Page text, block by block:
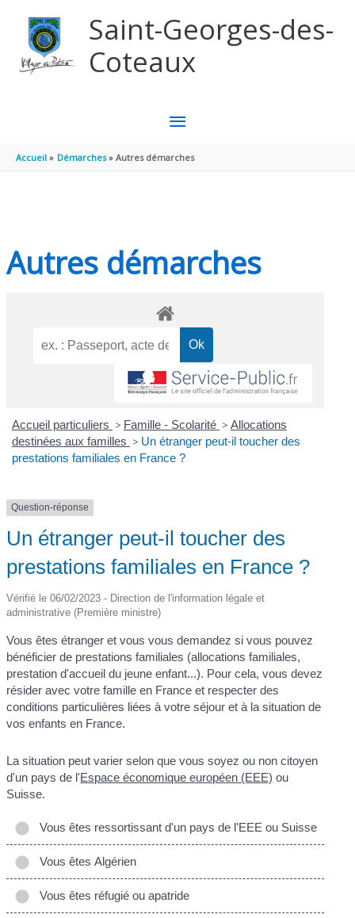
Saint-Georges-des-
Coteaux
MENU
PRINCIPAL
Accueil Démarches Autres démarches
Autres démarches
Accueil particuliers > Famille - Scolarité > Allocations
destinées aux familles > Un étranger peut-il toucher des
prestations familiales en France ?
Question-réponse
Un étranger peut-il toucher des
prestations familiales en France ?
Vérifié le 06/02/2023 - Direction de l'information légale et
administrative (Première ministre)
Vous êtes étranger et vous vous demandez si vous pouvez
bénéficier de prestations familiales (allocations familiales,
prestation d'accueil du jeune enfant...). Pour cela, vous devez
résider avec votre famille en France et respecter des
conditions particulières liées à votre séjour et à la situation de
vos enfants en France.
La situation peut varier selon que vous soyez ou non citoyen
d'un pays de l'Espace économique européen (EEE) ou
Suisse.
Vous êtes ressortissant d'un pays de l'EEE ou Suisse
Vous êtes Algérien
Vous êtes réfugié ou apatride